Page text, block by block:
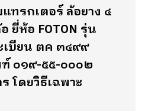
ทรกเตอร์ ล้อยาง ๔
ยี่ห้อ FOTON รุ่น
เบียน ตค ๓๔๙๙
๐๑๙-๕๕-๐๐๐๒
โดยวิธีเฉพาะ